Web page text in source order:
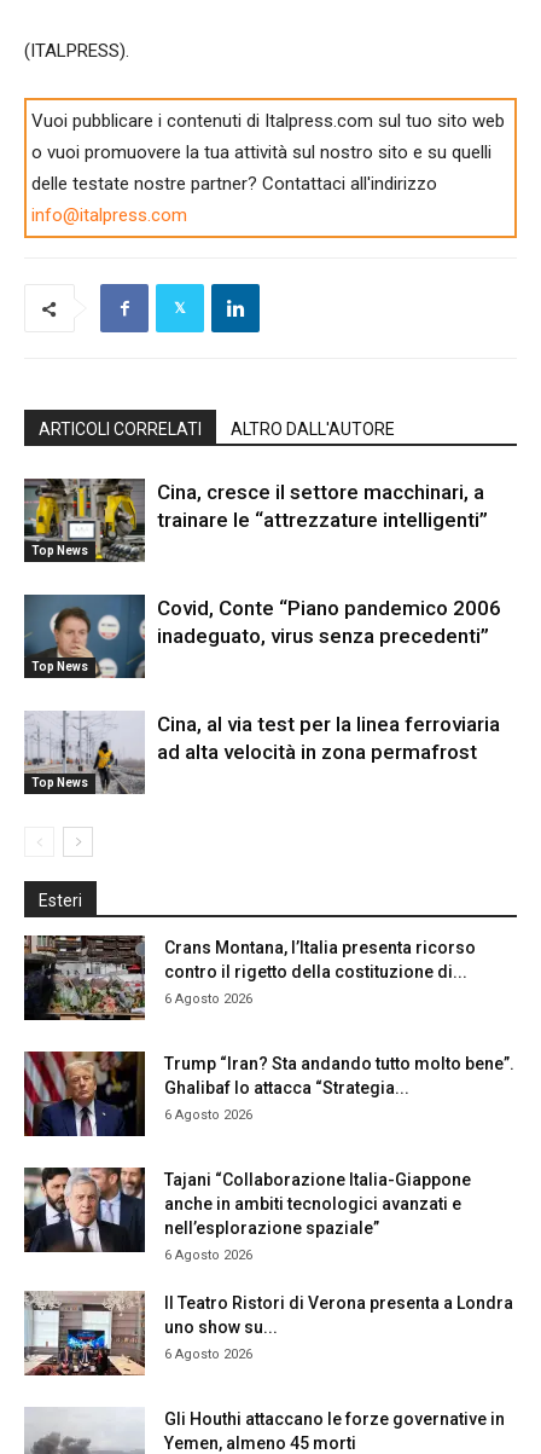
(ITALPRESS).
Vuoi pubblicare i contenuti di Italpress.com sul tuo sito web
o vuoi promuovere la tua attività sul nostro sito e su quelli
delle testate nostre partner? Contattaci all'indirizzo
info@italpress.com
ARTICOLI CORRELATI ALTRO DALL'AUTORE
Top News
Cina, cresce il settore macchinari, a
trainare le “attrezzature intelligenti”
Top News
Covid, Conte “Piano pandemico 2006
inadeguato, virus senza precedenti”
Top News
Cina, al via test per la linea ferroviaria
ad alta velocità in zona permafrost
Esteri
Crans Montana, l’Italia presenta ricorso
contro il rigetto della costituzione di...
6 Agosto 2026
Trump “Iran? Sta andando tutto molto bene”.
Ghalibaf lo attacca “Strategia...
6 Agosto 2026
Tajani “Collaborazione Italia-Giappone
anche in ambiti tecnologici avanzati e
nell’esplorazione spaziale”
6 Agosto 2026
Il Teatro Ristori di Verona presenta a Londra
uno show su...
6 Agosto 2026
Gli Houthi attaccano le forze governative in
Yemen, almeno 45 morti